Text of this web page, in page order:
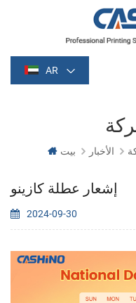
AR
بيت الأخبار
إشعار عطلة كازينو
2024-09-30